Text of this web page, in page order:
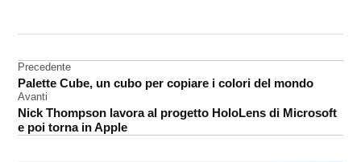
iOS
Navigazione
articoli
Precedente
Palette Cube, un cubo per copiare i colori del mondo
Avanti
Nick Thompson lavora al progetto HoloLens di Microsoft
e poi torna in Apple